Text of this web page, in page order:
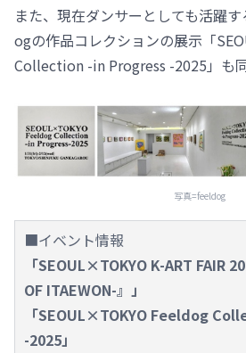
また、現在ダンサーとしても活躍
ogの作品コレクションの展示「
Collection -in Progress -2025」も同
写真=feeldog
■イベント情報
「SEOUL×TOKYO K-ART FAIR
OF ITAEWON-』」
「SEOUL×TOKYO Feeldog
-2025」